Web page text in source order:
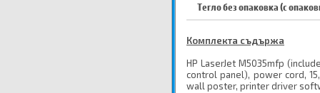
Тегло без опаковка (с
Комплекта съдържа
HP LaserJet M5035mfp
control panel), power cord,
wall poster, printer driver